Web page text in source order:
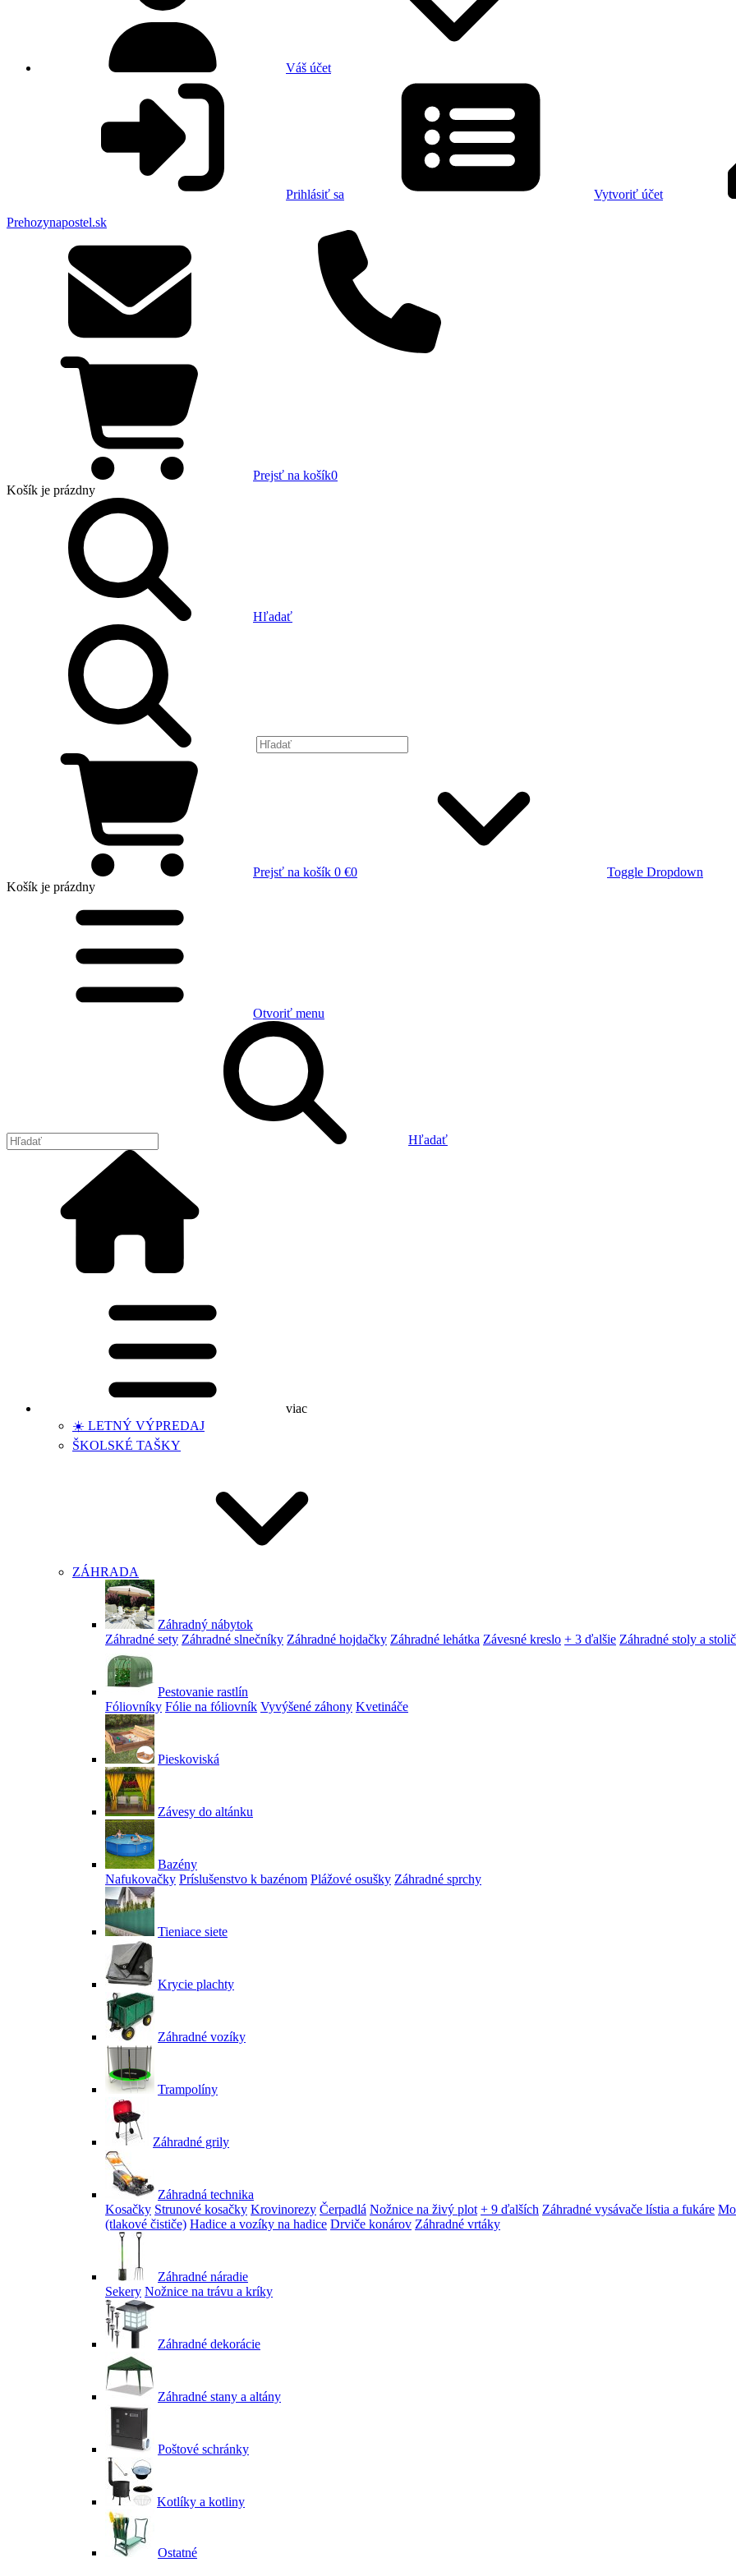
Váš účet
Prihlásiť sa Vytvoriť účet
Prehozynapostel.sk
Prejsť na košík0
Košík je prázdny
Hľadať
Prejsť na košík 0 €0
Toggle Dropdown
Košík je prázdny
Otvoriť menu
Hľadať
viac
☀️ LETNÝ VÝPREDAJ
ŠKOLSKÉ TAŠKY
ZÁHRADA
Záhradný nábytok
Záhradné sety Záhradné slnečníky Záhradné hojdačky Záhradné lehátka Závesné kreslo + 3 ďalšie Záhradné stoly a
Pestovanie rastlín
Fóliovníky Fólie na fóliovník Vyvýšené záhony Kvetináče
Pieskoviská
Závesy do altánku
Bazény
Nafukovačky Príslušenstvo k bazénom Plážové osušky Záhradné sprchy
Tieniace siete
Krycie plachty
Záhradné vozíky
Trampolíny
Záhradné grily
Záhradná technika
Kosačky Strunové kosačky Krovinorezy Čerpadlá Nožnice na živý plot + 9 ďalších Záhradné vysávače lístia a fukáre
(tlakové čističe) Hadice a vozíky na hadice Drviče konárov Záhradné vrtáky
Záhradné náradie
Sekery Nožnice na trávu a kríky
Záhradné dekorácie
Záhradné stany a altány
Poštové schránky
Kotlíky a kotliny
Ostatné